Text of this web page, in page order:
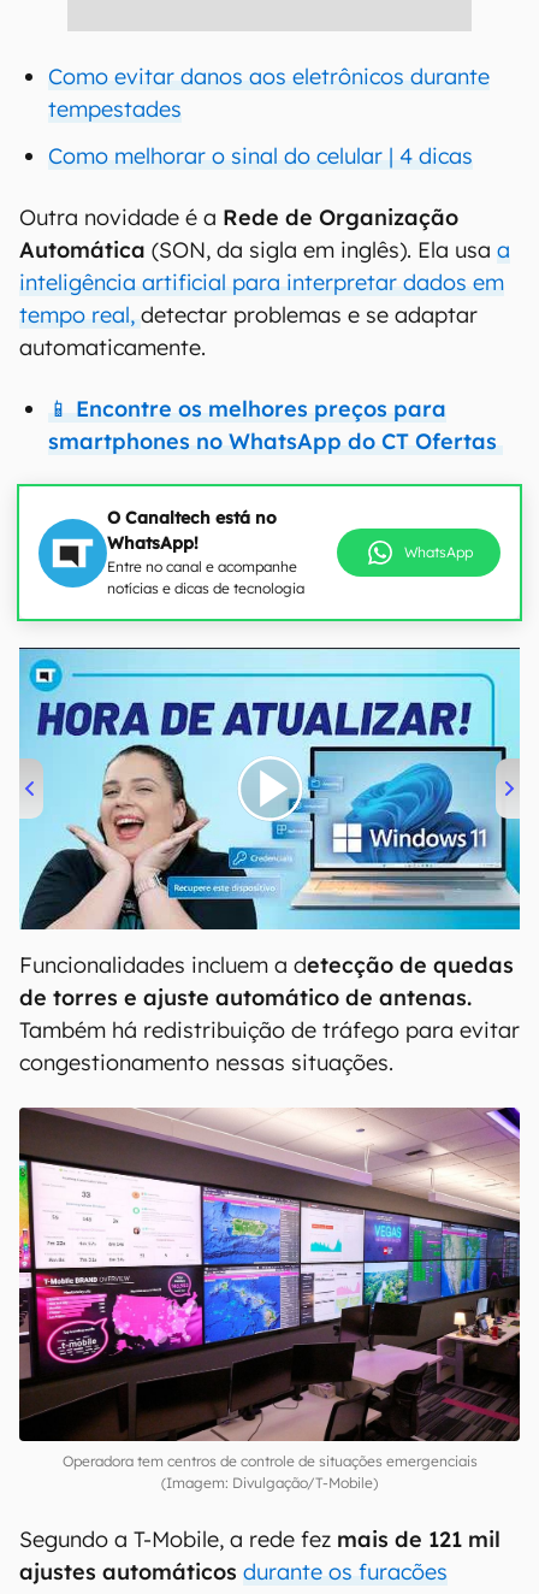
Como evitar danos aos eletrônicos durante
tempestades
Como melhorar o sinal do celular | 4 dicas
Outra novidade é a Rede de Organização
Automática (SON, da sigla em inglês). Ela usa a
inteligência artificial para interpretar dados em
tempo real, detectar problemas e se adaptar
automaticamente.
📱 Encontre os melhores preços para
smartphones no WhatsApp do CT Ofertas
O Canaltech está no
WhatsApp!
Entre no canal e acompanhe
notícias e dicas de tecnologia
WhatsApp
00:00 04:52
Funcionalidades incluem a detecção de quedas
de torres e ajuste automático de antenas.
Também há redistribuição de tráfego para evitar
congestionamento nessas situações.
Operadora tem centros de controle de situações emergenciais
(Imagem: Divulgação/T-Mobile)
Segundo a T-Mobile, a rede fez mais de 121 mil
ajustes automáticos durante os furacões